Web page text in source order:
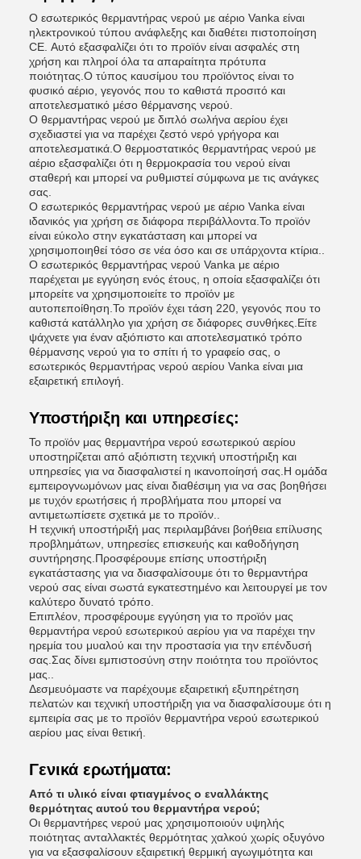
Ο εσωτερικός θερμαντήρας νερού με αέριο Vanka είναι
ηλεκτρονικού τύπου ανάφλεξης και διαθέτει πιστοποίηση
CE. Αυτό εξασφαλίζει ότι το προϊόν είναι ασφαλές στη
χρήση και πληροί όλα τα απαραίτητα πρότυπα
ποιότητας.Ο τύπος καυσίμου του προϊόντος είναι το
φυσικό αέριο, γεγονός που το καθιστά προσιτό και
αποτελεσματικό μέσο θέρμανσης νερού.
Ο θερμαντήρας νερού με διπλό σωλήνα αερίου έχει
σχεδιαστεί για να παρέχει ζεστό νερό γρήγορα και
αποτελεσματικά.Ο θερμοστατικός θερμαντήρας νερού με
αέριο εξασφαλίζει ότι η θερμοκρασία του νερού είναι
σταθερή και μπορεί να ρυθμιστεί σύμφωνα με τις ανάγκες
σας.
Ο εσωτερικός θερμαντήρας νερού με αέριο Vanka είναι
ιδανικός για χρήση σε διάφορα περιβάλλοντα.Το προϊόν
είναι εύκολο στην εγκατάσταση και μπορεί να
χρησιμοποιηθεί τόσο σε νέα όσο και σε υπάρχοντα κτίρια..
Ο εσωτερικός θερμαντήρας νερού Vanka με αέριο
παρέχεται με εγγύηση ενός έτους, η οποία εξασφαλίζει ότι
μπορείτε να χρησιμοποιείτε το προϊόν με
αυτοπεποίθηση.Το προϊόν έχει τάση 220, γεγονός που το
καθιστά κατάλληλο για χρήση σε διάφορες συνθήκες.Είτε
ψάχνετε για έναν αξιόπιστο και αποτελεσματικό τρόπο
θέρμανσης νερού για το σπίτι ή το γραφείο σας, ο
εσωτερικός θερμαντήρας νερού αερίου Vanka είναι μια
εξαιρετική επιλογή.
Υποστήριξη και υπηρεσίες:
Το προϊόν μας θερμαντήρα νερού εσωτερικού αερίου
υποστηρίζεται από αξιόπιστη τεχνική υποστήριξη και
υπηρεσίες για να διασφαλιστεί η ικανοποίησή σας.Η ομάδα
εμπειρογνωμόνων μας είναι διαθέσιμη για να σας βοηθήσει
με τυχόν ερωτήσεις ή προβλήματα που μπορεί να
αντιμετωπίσετε σχετικά με το προϊόν..
Η τεχνική υποστήριξή μας περιλαμβάνει βοήθεια επίλυσης
προβλημάτων, υπηρεσίες επισκευής και καθοδήγηση
συντήρησης.Προσφέρουμε επίσης υποστήριξη
εγκατάστασης για να διασφαλίσουμε ότι το θερμαντήρα
νερού σας είναι σωστά εγκατεστημένο και λειτουργεί με τον
καλύτερο δυνατό τρόπο.
Επιπλέον, προσφέρουμε εγγύηση για το προϊόν μας
θερμαντήρα νερού εσωτερικού αερίου για να παρέχει την
ηρεμία του μυαλού και την προστασία για την επένδυσή
σας.Σας δίνει εμπιστοσύνη στην ποιότητα του προϊόντος
μας..
Δεσμευόμαστε να παρέχουμε εξαιρετική εξυπηρέτηση
πελατών και τεχνική υποστήριξη για να διασφαλίσουμε ότι η
εμπειρία σας με το προϊόν θερμαντήρα νερού εσωτερικού
αερίου μας είναι θετική.
Γενικά ερωτήματα:
Από τι υλικό είναι φτιαγμένος ο εναλλάκτης
θερμότητας αυτού του θερμαντήρα νερού;
Οι θερμαντήρες νερού μας χρησιμοποιούν υψηλής
ποιότητας ανταλλακτές θερμότητας χαλκού χωρίς οξυγόνο
για να εξασφαλίσουν εξαιρετική θερμική αγωγιμότητα και